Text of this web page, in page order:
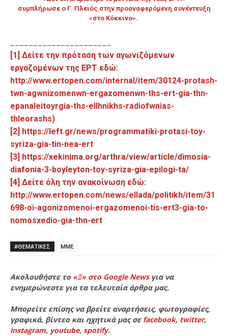
συμπλήρωσε ο Γ. Πλειός στην προαναφερόμενη συνέντευξη
«στο Κόκκινο».
[1] Δείτε την πρόταση των αγωνιζόμενων
εργαζομένων της ΕΡΤ εδώ:
http://www.ertopen.com/internal/item/30124-protash-
twn-agwnizomenwn-ergazomenwn-ths-ert-gia-thn-
epanaleitoyrgia-ths-ellhnikhs-radiofwnias-
thleorashs)
[2]
https://left.gr/news/programmatiki-protasi-toy-
syriza-gia-tin-nea-ert
[3] https://xekinima.org/arthra/view/article/dimosia-
diafonia-3-boyleyton-toy-syriza-gia-epilogi-ta/
[4] Δείτε όλη την ανακοίνωση εδώ:
http://www.ertopen.com/news/ellada/politikh/item/31
698-oi-agonizomenoi-ergazomenoi-tis-ert3-gia-to-
nomosxedio-gia-thn-ert
#ΘΕΜΑΤΙΚΈΣ ΜΜΕ
Ακολουθήστε το «Ξ» στο Google Newsγια να
ενημερώνεστε για τα τελευταία άρθρα μας.
Μπορείτε επίσης να βρείτε αναρτήσεις, φωτογραφίες,
γραφικά, βίντεο και ηχητικά μας σε facebook, twitter,
instagram, youtube, spotify.